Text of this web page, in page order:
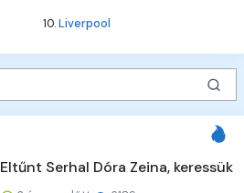
10.Liverpool
Eltűnt Serhal Dóra Zeina, keressük